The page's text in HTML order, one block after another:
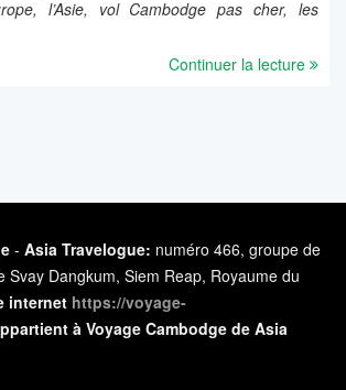
l’Asie, vol Cambodge pas cher, les
Continuer la lecture
- Asia Travelogue: numéro 466, groupe de
Svay Dangkum, Siem Reap, Royaume du
internet https://voyage-
à Voyage Cambodge de Asia